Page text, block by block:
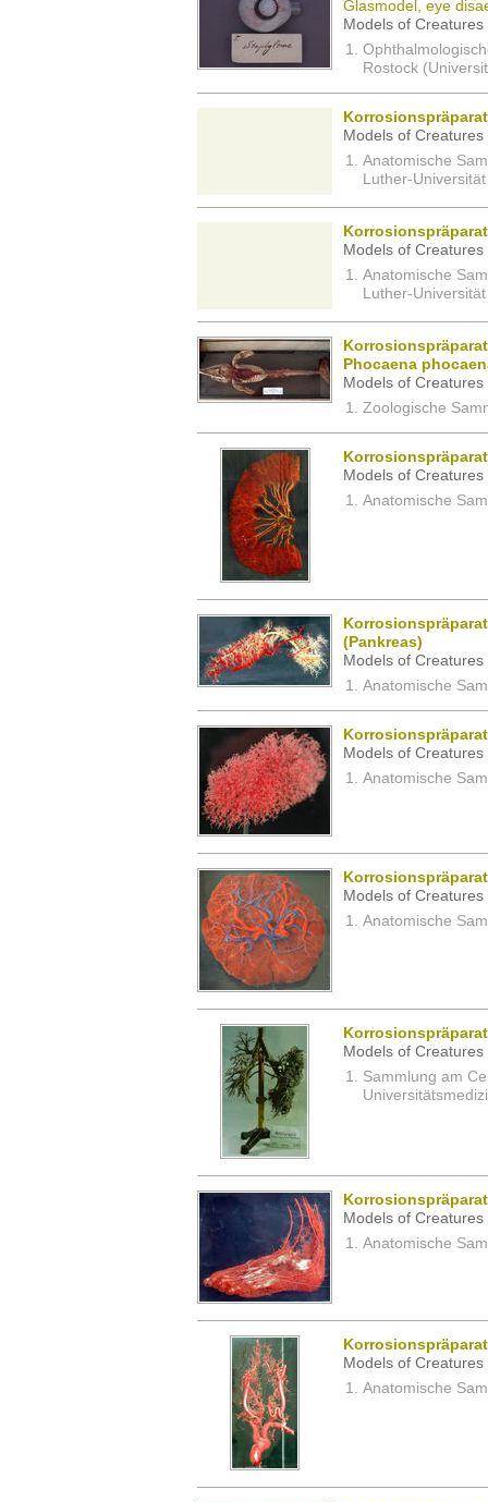
Glasmodel, eye
Models of
Rostock
Models of
Anatomische
Luther-
Models of
Anatomische
Luther-
Phocaena
Models of
Zoologische
Models of
Anatomische
(Pankreas)
Models of
Anatomische
Models of
Anatomische
Models of
Anatomische
Models of
Sammlung am
Models of
Anatomische
Models of
Anatomische